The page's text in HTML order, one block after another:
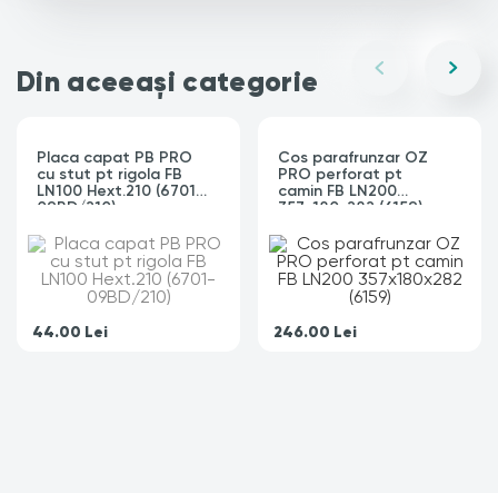
Din aceeași categorie
Placa capat PB PRO
cu stut pt rigola FB
LN100 Hext.210 (6701-
09BD/210)
44.00 Lei
Cos parafrunzar OZ
PRO perforat pt
camin FB LN200
357x180x282 (6159)
246.00 Lei